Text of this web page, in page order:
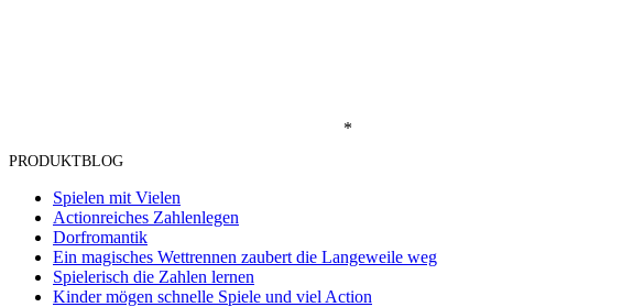
*
PRODUKTBLOG
Spielen mit Vielen
Actionreiches Zahlenlegen
Dorfromantik
Ein magisches Wettrennen zaubert die Langeweile weg
Spielerisch die Zahlen lernen
Kinder mögen schnelle Spiele und viel Action